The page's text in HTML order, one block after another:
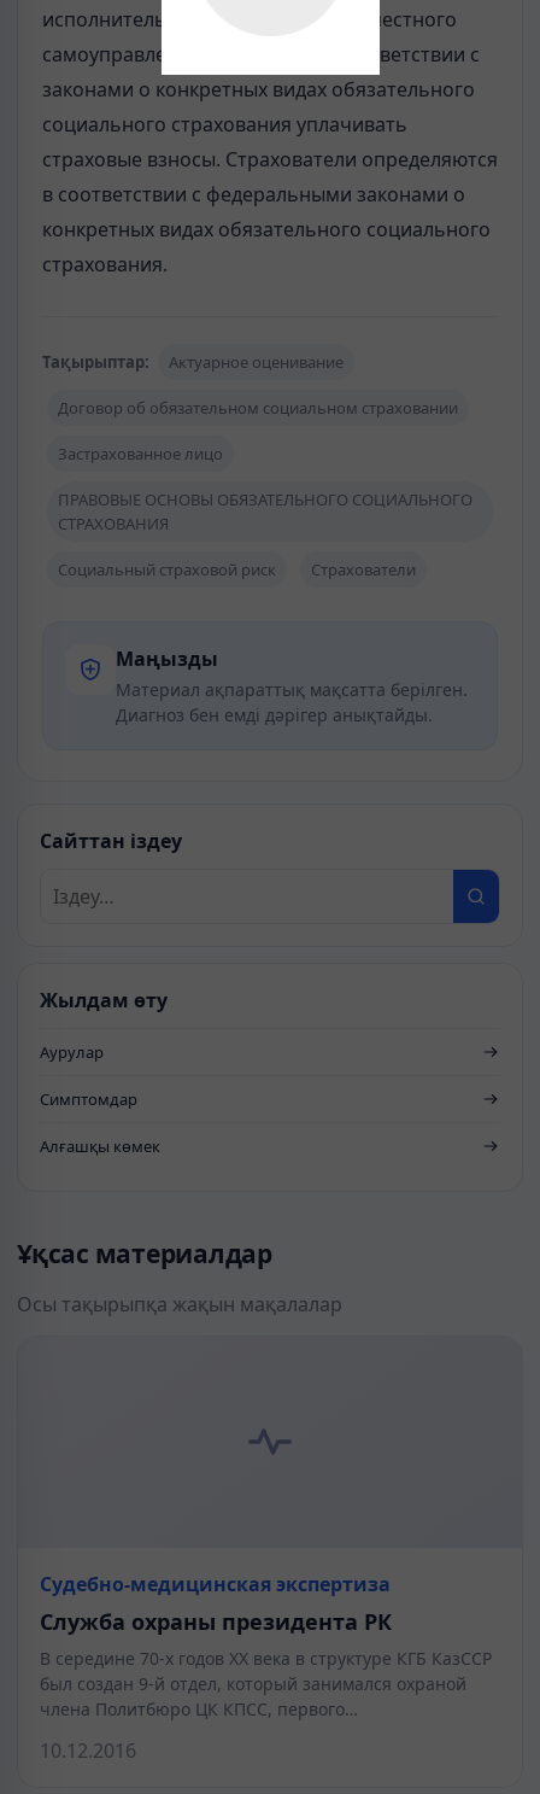
исполнительной власти и органы местного
самоуправления, обязанные в соответствии с
законами о конкретных видах обязательного
социального страхования уплачивать
страховые взносы. Страхователи определяются
в соответствии с федеральными законами о
конкретных видах обязательного социального
страхования.
Тақырыптар: Актуарное оценивание
Договор об обязательном социальном страховании
Застрахованное лицо
ПРАВОВЫЕ ОСНОВЫ ОБЯЗАТЕЛЬНОГО СОЦИАЛЬНОГО
СТРАХОВАНИЯ
Социальный страховой риск Страхователи
Маңызды
Материал ақпараттық мақсатта берілген.
Диагноз бен емді дәрігер анықтайды.
Сайттан іздеу
Жылдам өту
Аурулар
Симптомдар
Алғашқы көмек
Ұқсас материалдар
Осы тақырыпқа жақын мақалалар
Судебно-медицинская экспертиза
Служба охраны президента РК
В середине 70-х годов XX века в структуре КГБ КазССР
был создан 9-й отдел, который занимался охраной
члена Политбюро ЦК КПСС, первого…
10.12.2016